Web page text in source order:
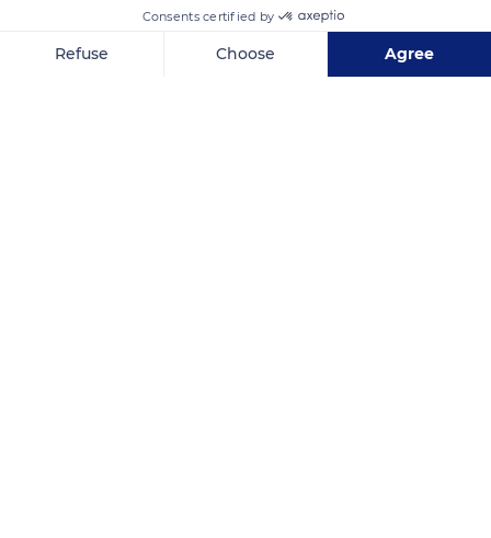
Carrer Mallorca, 2
Consents certified by
Refuse Choose Agree